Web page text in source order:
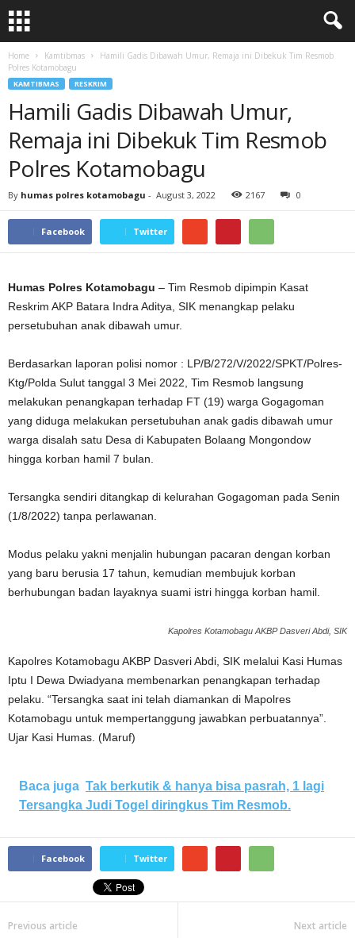
Home Kamtibmas
Hamili Gadis Dibawah Umur, Remaja ini Dibekuk Tim Resmob
Polres Kotamobagu
KAMTIBMAS RESKRIM
Hamili Gadis Dibawah Umur,
Remaja ini Dibekuk Tim Resmob
Polres Kotamobagu
By humas polres kotamobagu - August 3, 2022 2167 0
Facebook Twitter
Humas Polres Kotamobagu – Tim Resmob dipimpin Kasat
Reskrim AKP Batara Indra Aditya, SIK menangkap pelaku
persetubuhan anak dibawah umur.
Berdasarkan laporan polisi nomor : LP/B/272/V/2022/SPKT/Polres-
Ktg/Polda Sulut tanggal 3 Mei 2022, Tim Resmob langsung
melakukan penangkapan terhadap FT (19) warga Gogagoman
yang diduga melakukan persetubuhan anak gadis dibawah umur
warga disalah satu Desa di Kabupaten Bolaang Mongondow
hingga korban hamil 7 bulan.
Tersangka sendiri ditangkap di kelurahan Gogagoman pada Senin
(1/8/2022) tanpa perlawanan.
Modus pelaku yakni menjalin hubungan pacaran dengan korban
yang baru berusia 17 tahun, kemudian membujuk korban
berhubungan badan layaknya suami istri hingga korban hamil.
Kapolres Kotamobagu AKBP Dasveri Abdi, SIK
Kapolres Kotamobagu AKBP Dasveri Abdi, SIK melalui Kasi Humas
Iptu I Dewa Dwiadyana membenarkan penangkapan terhadap
pelaku. “Tersangka saat ini telah diamankan di Mapolres
Kotamobagu untuk mempertanggung jawabkan perbuatannya”.
Ujar Kasi Humas. (Maruf)
Baca juga Tak berkutik & hanya bisa pasrah, 1 lagi
Tersangka Judi Togel diringkus Tim Resmob.
Facebook Twitter
Previous article Next article